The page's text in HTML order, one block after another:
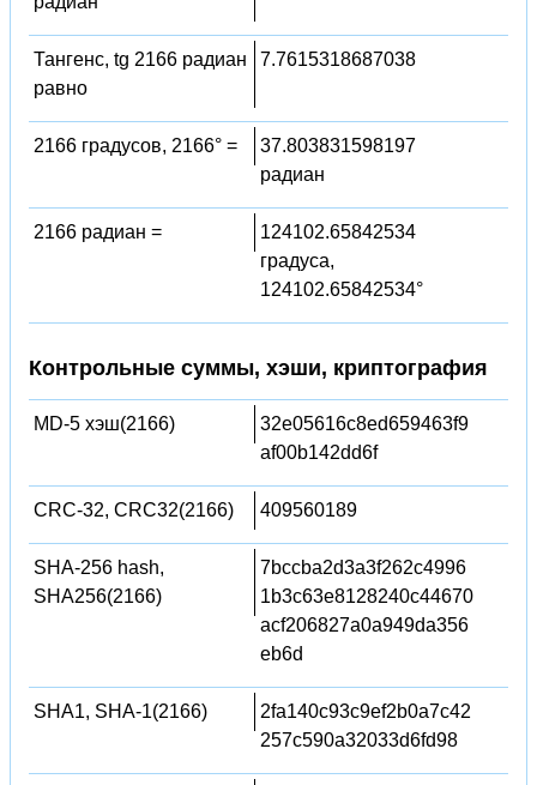
Тангенс, tg 2166 радиан
равно
7.7615318687038
2166 градусов, 2166° =
37.803831598197
радиан
2166 радиан =
124102.65842534
градуса,
124102.65842534°
Контрольные суммы, хэши, криптография
MD-5 хэш(2166)
32e05616c8ed659463f9
af00b142dd6f
CRC-32, CRC32(2166) 409560189
SHA-256 hash,
SHA256(2166)
7bccba2d3a3f262c4996
1b3c63e8128240c44670
acf206827a0a949da356
eb6d
SHA1, SHA-1(2166)
2fa140c93c9ef2b0a7c42
257c590a32033d6fd98